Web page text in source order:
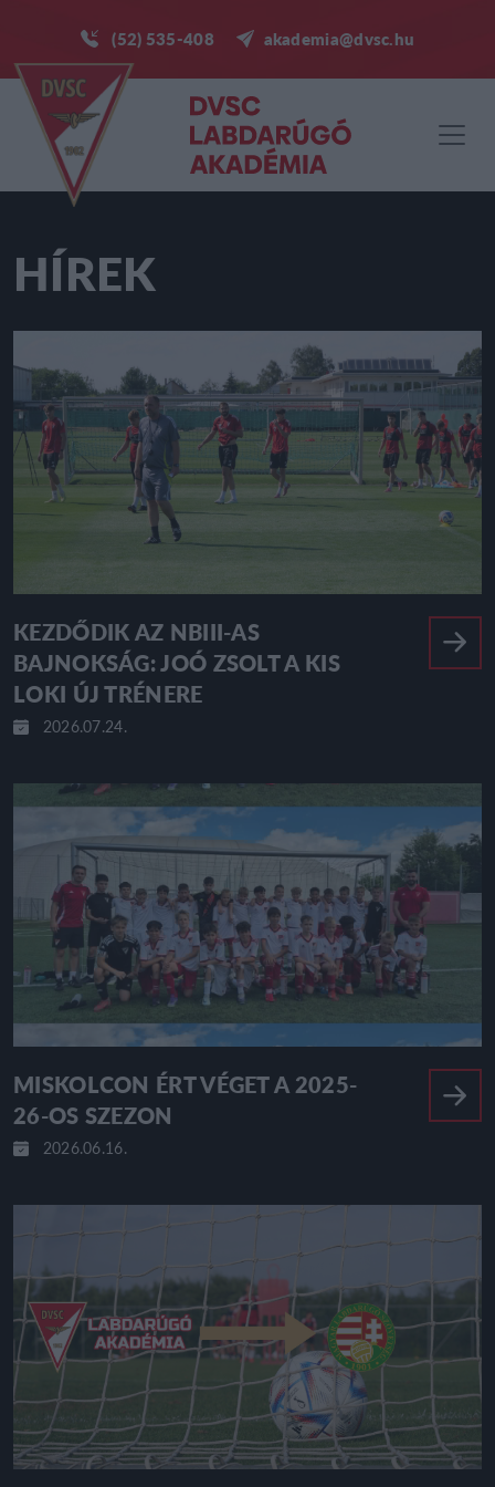
(52) 535-408 akademia@dvsc.hu
HÍREK
KEZDŐDIK AZ NBIII-AS
BAJNOKSÁG: JOÓ ZSOLT A KIS
LOKI ÚJ TRÉNERE
2026.07.24.
MISKOLCON ÉRT VÉGET A 2025-
26-OS SZEZON
2026.06.16.